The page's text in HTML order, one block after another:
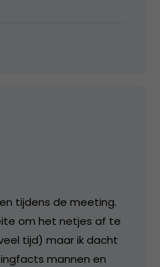
tijdens de meeting.
om het netjes af te
tijd) maar ik dacht
mannen en